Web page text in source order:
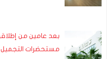
مستحضرات